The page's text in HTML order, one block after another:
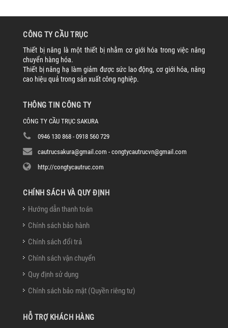
CÔNG TY CẦU TRỤC
Thiết bị nâng là một thiết bị nhằm cơ giới hóa trong việc nâng
chuyển hàng hóa.
Thiết bị nâng hạ làm giảm được sức lao động, cơ giới hóa, nâng
cao hiệu quả trong sản xuất công nghiệp.
THÔNG TIN CÔNG TY
CÔNG TY CẦU TRỤC SAKURA
0946 130 868 - 0918 560 729
cautrucsakura@gmail.com - congtycautrucvn@gmail.com
http://congtycautruc.com
CHÍNH SÁCH VÀ QUY ĐỊNH
Hướng dẫn thanh toán
Chính sách bảo hành
Chính sách đổi trả
Chính sách vận chuyển
Quy định sử dụng
Chính sách bảo mật (Quyền riêng tư)
HỖ TRỢ KHÁCH HÀNG